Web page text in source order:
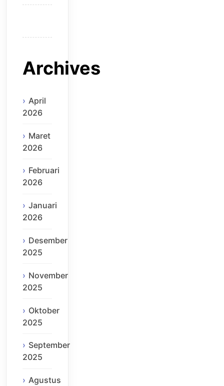
Archives
April
2026
Maret
2026
Februari
2026
Januari
2026
Desember
2025
November
2025
Oktober
2025
September
2025
Agustus